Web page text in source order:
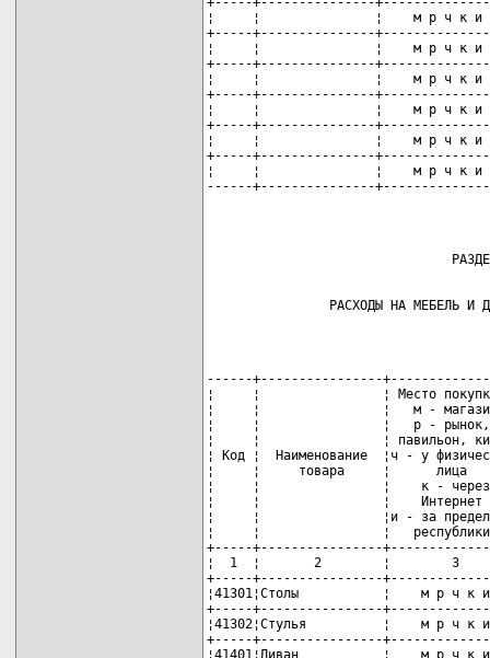
¦     ¦               ¦    м р ч к
+-----+---------------
¦     ¦               ¦    м р ч к
+-----+---------------
¦     ¦               ¦    м р ч к
+-----+---------------
¦     ¦               ¦    м р ч к
+-----+---------------
¦     ¦               ¦    м р ч к
+-----+---------------
¦     ¦               ¦    м р ч к
------+---------------
РАСХОДЫ НА МЕБЕЛЬ И
------+----------------
¦     ¦                ¦ Место
¦     ¦                ¦   м -
¦     ¦                ¦   р -
¦     ¦                ¦ павильон,
¦ Код ¦  Наименование  ¦ч - у
¦     ¦     товара     ¦      лица
¦     ¦                ¦    к -
¦     ¦                ¦
¦     ¦                ¦и - за
¦     ¦                ¦
+-----+----------------
¦  1  ¦       2        ¦        3
+-----+----------------
¦41301¦Столы           ¦    м р
+-----+----------------
¦41302¦Стулья          ¦    м р
+-----+----------------
¦41401¦Диван           ¦    м р